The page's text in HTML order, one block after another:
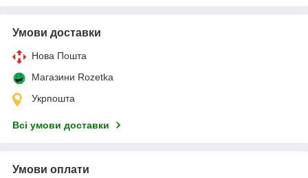
Умови доставки
Нова Пошта
Магазини Rozetka
Укрпошта
Всі умови доставки
Умови оплати